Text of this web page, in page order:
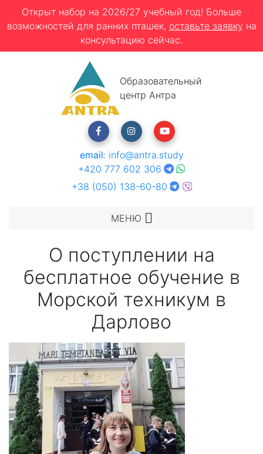
Открыт набор на 2026/27 учебный год! Больше
возможностей для ранних пташек, оставьте заявку на
консультацию сейчас.
Образовательный
центр Антра
email: info@antra.study
+420 777 602 306
+38 (050) 138-60-80
МЕНЮ
О поступлении на
бесплатное обучение в
Морской техникум в
Дарлово